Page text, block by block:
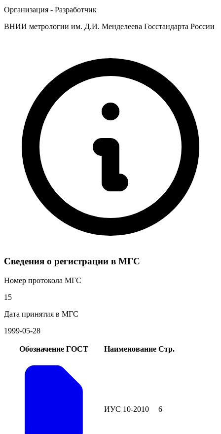
Организация - Разработчик
ВНИИ метрологии им. Д.И. Менделеева Госстандарта России
Сведения о регистрации в МГС
Номер протокола МГС
15
Дата принятия в МГС
1999-05-28
Обозначение ГОСТ Наименование Стр.
ИУС 10-2010 6